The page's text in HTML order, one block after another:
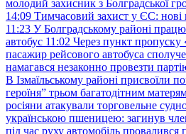
молодий захисник з Болградської
14:09 Тимчасовий захист у ЄС: нові
11:23 У Болградському районі
автобус 11:02 Через пункт
пасажир рейсового автобуса
намагався незаконно провезти
В Ізмаїльському районі присвоїли
героїня” трьом багатодітним
росіяни атакували торговельне
українською пшеницею: загинув
під час руху автомобіль провалився